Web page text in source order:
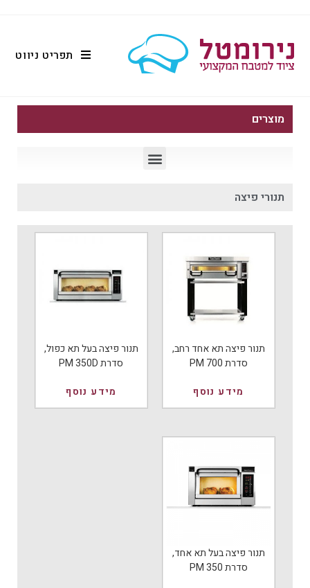
תפריט ניווט
מוצרים
תנורי פיצה
תנור פיצה תא אחד רחב,
סדרת PM 700
מידע נוסף
תנור פיצה בעל תא כפול,
סדרת PM 350D
מידע נוסף
תנור פיצה בעל תא אחד,
סדרת PM 350